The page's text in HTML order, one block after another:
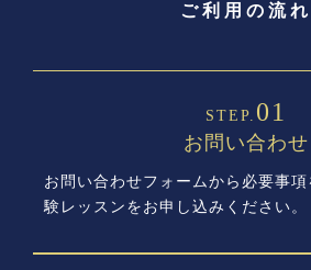
ご利用の流れ
STEP. 01
お問い合わせ
お問い合わせフォームから必要事
験レッスンをお申し込みください。